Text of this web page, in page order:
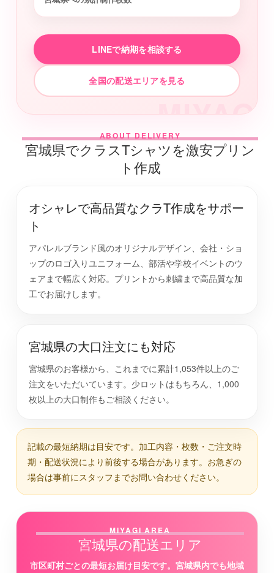
MIYAGI
LINEで納期を相談する
全国の配送エリアを見る
ABOUT DELIVERY
宮城県でクラスTシャツを激安プリン
ト作成
オシャレで高品質なクラT作成をサポー
ト
アパレルブランド風のオリジナルデザイン、会社・ショ
ップのロゴ入りユニフォーム、部活や学校イベントのウ
ェアまで幅広く対応。プリントから刺繍まで高品質な加
工でお届けします。
宮城県の大口注文にも対応
宮城県のお客様から、これまでに累計1,053件以上のご
注文をいただいています。少ロットはもちろん、1,000
枚以上の大口制作もご相談ください。
記載の最短納期は目安です。加工内容・枚数・ご注文時
期・配送状況により前後する場合があります。お急ぎの
場合は事前にスタッフまでお問い合わせください。
MIYAGI AREA
宮城県の配送エリア
市区町村ごとの最短お届け目安です。宮城県内でも地域